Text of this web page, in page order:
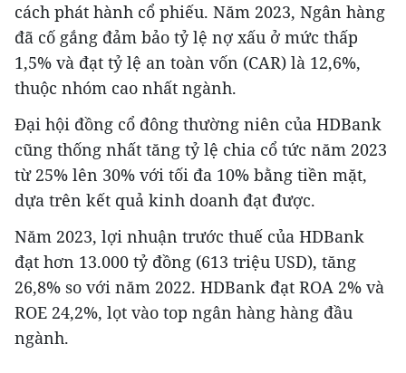
cách phát hành cổ phiếu. Năm 2023, Ngân hàng
đã cố gắng đảm bảo tỷ lệ nợ xấu ở mức thấp
1,5% và đạt tỷ lệ an toàn vốn (CAR) là 12,6%,
thuộc nhóm cao nhất ngành.
Đại hội đồng cổ đông thường niên của HDBank
cũng thống nhất tăng tỷ lệ chia cổ tức năm 2023
từ 25% lên 30% với tối đa 10% bằng tiền mặt,
dựa trên kết quả kinh doanh đạt được.
Năm 2023, lợi nhuận trước thuế của HDBank
đạt hơn 13.000 tỷ đồng (613 triệu USD), tăng
26,8% so với năm 2022. HDBank đạt ROA 2% và
ROE 24,2%, lọt vào top ngân hàng hàng đầu
ngành.